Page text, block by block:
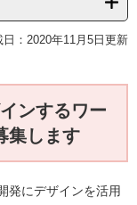
日：2020年11月5日更新
ンするワー
集します
発にデザインを活用